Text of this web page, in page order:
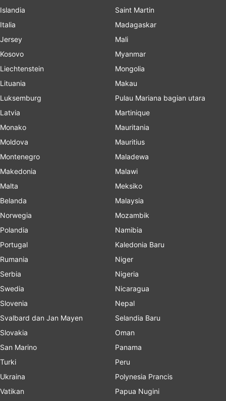
Islandia
Italia
Jersey
Kosovo
Liechtenstein
Lituania
Luksemburg
Latvia
Monako
Moldova
Montenegro
Makedonia
Malta
Belanda
Norwegia
Polandia
Portugal
Rumania
Serbia
Swedia
Slovenia
Svalbard dan Jan Mayen
Slovakia
San Marino
Turki
Ukraina
Vatikan
Saint Martin
Madagaskar
Mali
Myanmar
Mongolia
Makau
Pulau Mariana bagian utara
Martinique
Mauritania
Mauritius
Maladewa
Malawi
Meksiko
Malaysia
Mozambik
Namibia
Kaledonia Baru
Niger
Nigeria
Nicaragua
Nepal
Selandia Baru
Oman
Panama
Peru
Polynesia Prancis
Papua Nugini